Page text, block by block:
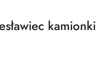
kamionki